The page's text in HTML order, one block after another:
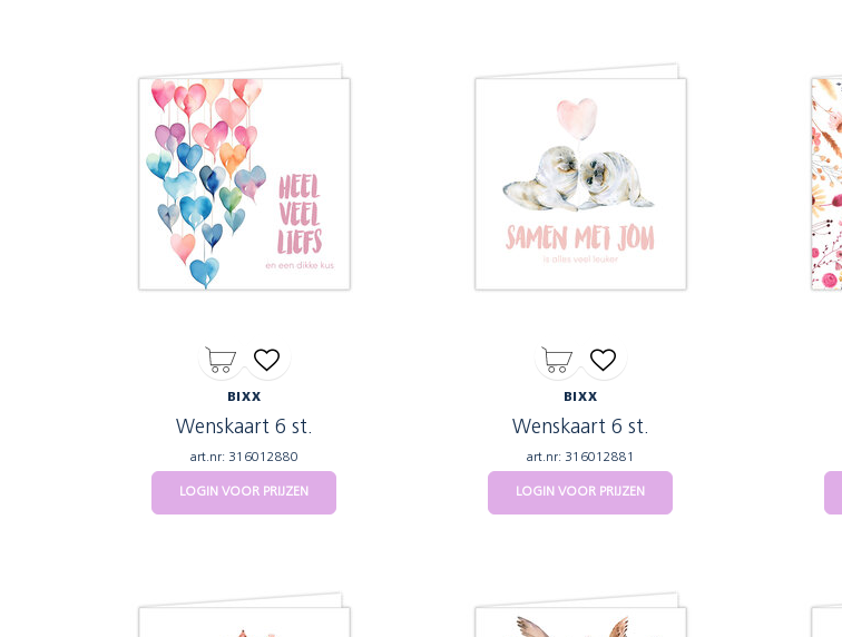
BIXX
Wenskaart 6 st.
art.nr: 316012880
LOGIN VOOR PRIJZEN
BIXX
Wenskaart 6 st.
art.nr: 316012881
LOGIN VOOR PRIJZEN